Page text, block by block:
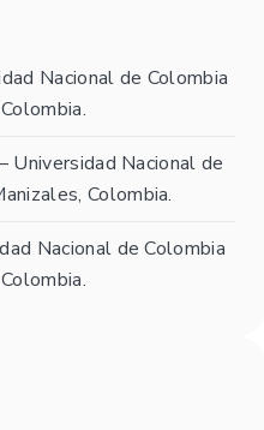
Nacional de Colombia
Universidad Nacional de
Colombia.
Nacional de Colombia